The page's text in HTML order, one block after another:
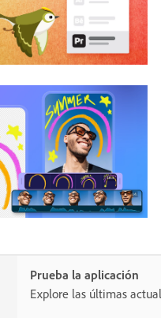
Prueba la aplicación
Explore las últimas